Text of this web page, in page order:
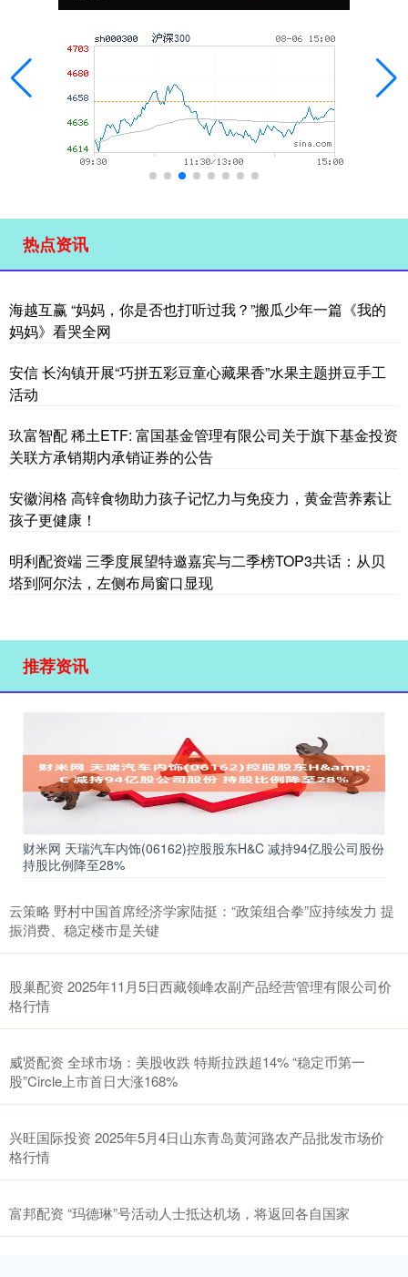
热点资讯
海越互赢 “妈妈，你是否也打听过我？”搬瓜少年一篇《我的
妈妈》看哭全网
安信 长沟镇开展“巧拼五彩豆童心藏果香”水果主题拼豆手工
活动
玖富智配 稀土ETF: 富国基金管理有限公司关于旗下基金投资
关联方承销期内承销证券的公告
安徽润格 高锌食物助力孩子记忆力与免疫力，黄金营养素让
孩子更健康！
明利配资端 三季度展望特邀嘉宾与二季榜TOP3共话：从贝
塔到阿尔法，左侧布局窗口显现
推荐资讯
财米网 天瑞汽车内饰(06162)控股股东H&C 减持94亿股公司股份
持股比例降至28%
云策略 野村中国首席经济学家陆挺：“政策组合拳”应持续发力 提
振消费、稳定楼市是关键
股巢配资 2025年11月5日西藏领峰农副产品经营管理有限公司价
格行情
威贤配资 全球市场：美股收跌 特斯拉跌超14% “稳定币第一
股”Circle上市首日大涨168%
兴旺国际投资 2025年5月4日山东青岛黄河路农产品批发市场价
格行情
富邦配资 “玛德琳”号活动人士抵达机场，将返回各自国家